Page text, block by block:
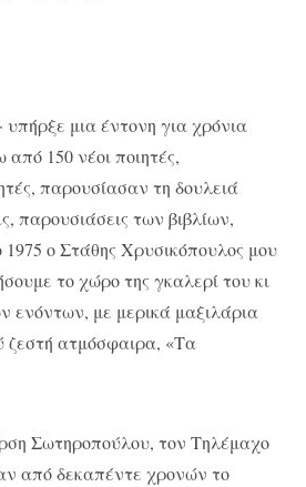
υπήρξε μια έντονη για χρόνια
150 νέοι ποιητές,
παρουσίασαν τη δουλειά
παρουσιάσεις των βιβλίων,
1975 ο Στάθης Χρυσικόπουλος μου
το χώρο της γκαλερί του κι
ενόντων, με μερικά μαξιλάρια
ζεστή ατμόσφαιρα, «Τα
Σωτηροπούλου, τον Τηλέμαχο
από δεκαπέντε χρονών το